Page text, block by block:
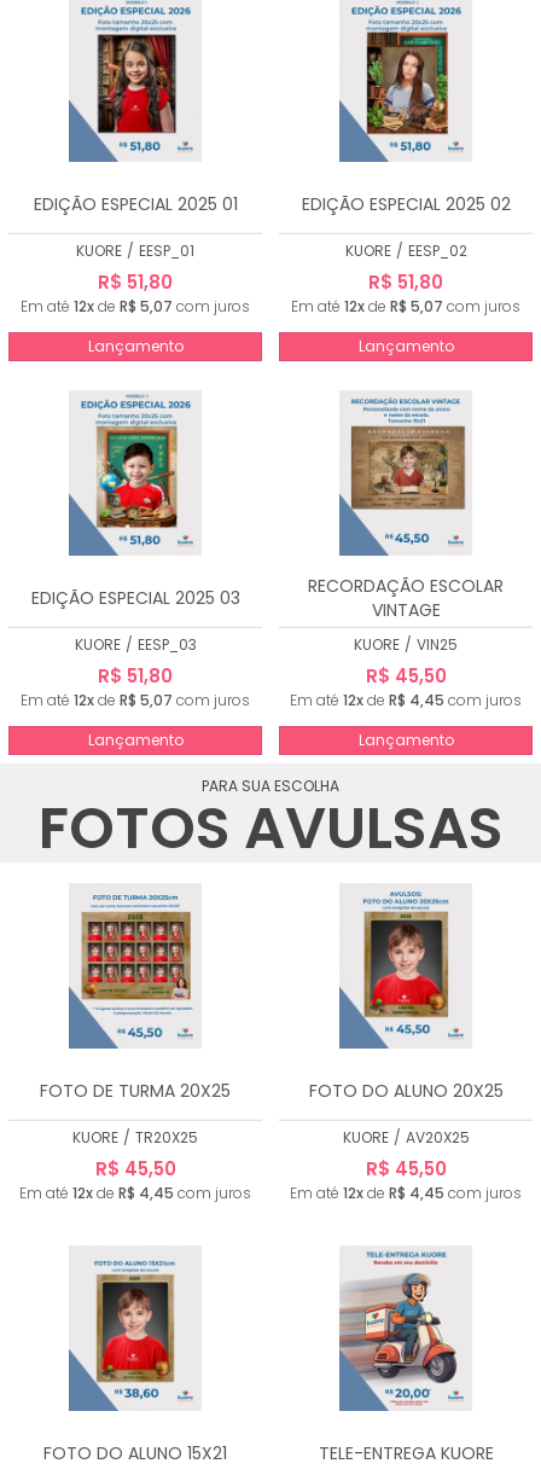
EDIÇÃO ESPECIAL 2025 01
KUORE / EESP_01
R$ 51,80
Em até 12xde R$ 5,07 com juros
Lançamento
EDIÇÃO ESPECIAL 2025 02
KUORE / EESP_02
R$ 51,80
Em até 12xde R$ 5,07 com juros
Lançamento
EDIÇÃO ESPECIAL 2025 03
KUORE / EESP_03
R$ 51,80
Em até 12xde R$ 5,07 com juros
Lançamento
RECORDAÇÃO ESCOLAR
VINTAGE
KUORE / VIN25
R$ 45,50
Em até 12xde R$ 4,45 com juros
Lançamento
PARA SUA ESCOLHA
FOTOS AVULSAS
FOTO DE TURMA 20X25
KUORE / TR20X25
R$ 45,50
Em até 12xde R$ 4,45 com juros
FOTO DO ALUNO 20X25
KUORE / AV20X25
R$ 45,50
Em até 12xde R$ 4,45 com juros
FOTO DO ALUNO 15X21 TELE-ENTREGA KUORE